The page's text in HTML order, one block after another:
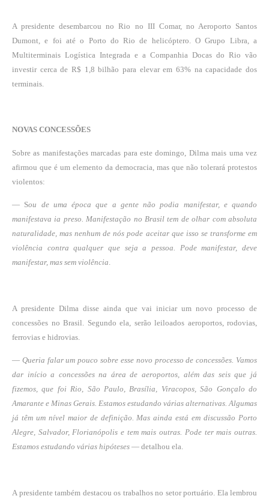
A presidente desembarcou no Rio no III Comar, no Aeroporto Santos
Dumont, e foi até o Porto do Rio de helicóptero. O Grupo Libra, a
Multiterminais Logística Integrada e a Companhia Docas do Rio vão
investir cerca de R$ 1,8 bilhão para elevar em 63% na capacidade dos
terminais.
NOVAS CONCESSÕES
Sobre as manifestações marcadas para este domingo, Dilma mais uma vez
afirmou que é um elemento da democracia, mas que não tolerará protestos
violentos:
— Sou de uma época que a gente não podia manifestar, e quando
manifestava ia preso. Manifestação no Brasil tem de olhar com absoluta
naturalidade, mas nenhum de nós pode aceitar que isso se transforme em
violência contra qualquer que seja a pessoa. Pode manifestar, deve
manifestar, mas sem violência.
A presidente Dilma disse ainda que vai iniciar um novo processo de
concessões no Brasil. Segundo ela, serão leiloados aeroportos, rodovias,
ferrovias e hidrovias.
— Queria falar um pouco sobre esse novo processo de concessões. Vamos
dar início a concessões na área de aeroportos, além das seis que já
fizemos, que foi Rio, São Paulo, Brasília, Viracopos, São Gonçalo do
Amarante e Minas Gerais. Estamos estudando várias alternativas. Algumas
já têm um nível maior de definição. Mas ainda está em discussão Porto
Alegre, Salvador, Florianópolis e tem mais outras. Pode ter mais outras.
Estamos estudando várias hipóteses — detalhou ela.
A presidente também destacou os trabalhos no setor portuário. Ela lembrou